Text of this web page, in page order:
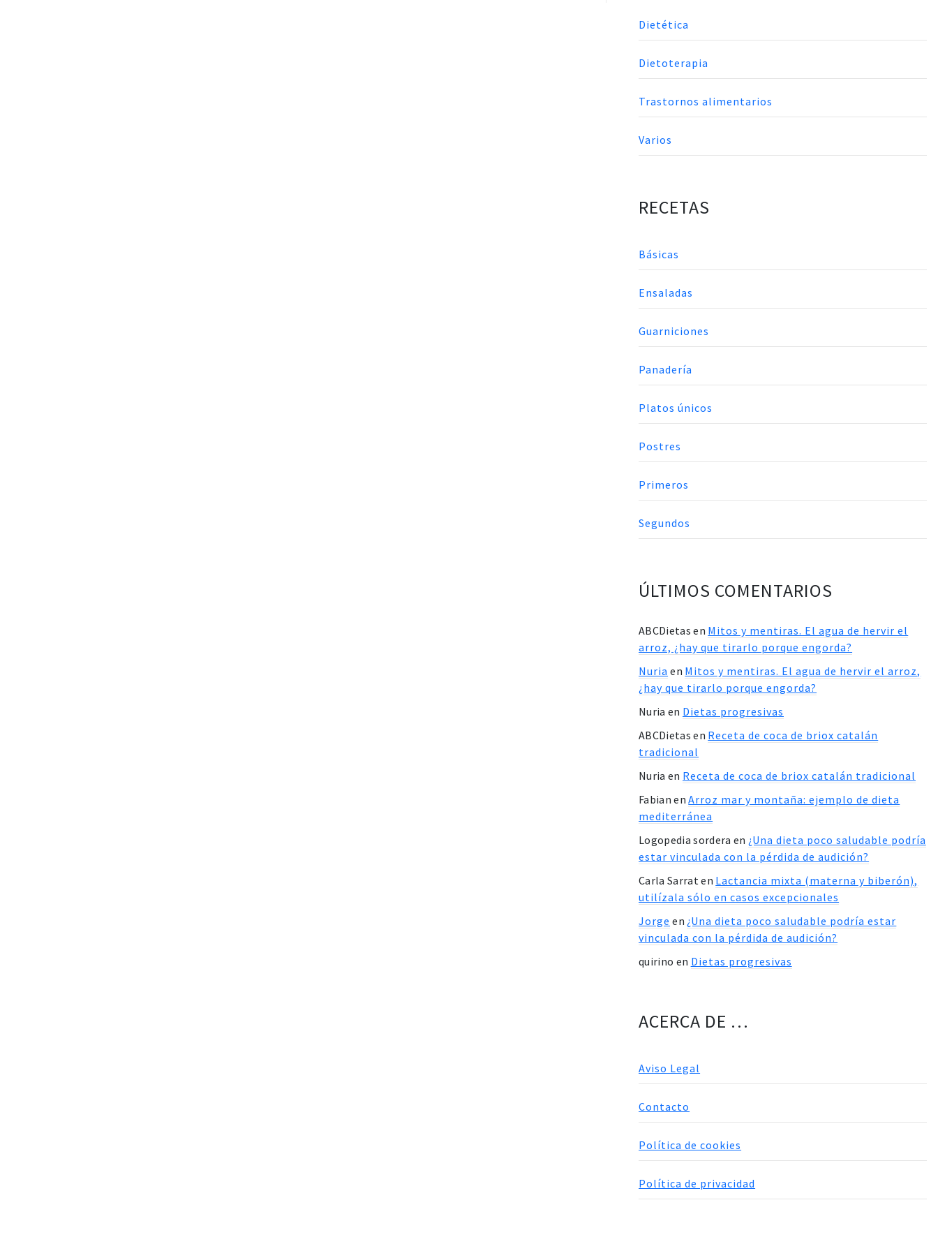
Dietética
Dietoterapia
Trastornos alimentarios
Varios
RECETAS
Básicas
Ensaladas
Guarniciones
Panadería
Platos únicos
Postres
Primeros
Segundos
ÚLTIMOS COMENTARIOS
ABCDietas en Mitos y mentiras. El agua de hervir el
arroz, ¿hay que tirarlo porque engorda?
Nuria en Mitos y mentiras. El agua de hervir el arroz,
¿hay que tirarlo porque engorda?
Nuria en Dietas progresivas
ABCDietas en Receta de coca de briox catalán
tradicional
Nuria en Receta de coca de briox catalán tradicional
Fabian enArroz mar y montaña: ejemplo de dieta
mediterránea
Logopedia sordera en ¿Una dieta poco saludable podría
estar vinculada con la pérdida de audición?
Carla Sarraten Lactancia mixta (materna y biberón),
utilízala sólo en casos excepcionales
Jorge en ¿Una dieta poco saludable podría estar
vinculada con la pérdida de audición?
quirino en Dietas progresivas
ACERCA DE …
Aviso Legal
Contacto
Política de cookies
Política de privacidad